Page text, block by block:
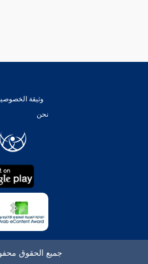
وثيقة
نحن
جميع الحقوق محفوظة © 2026 - 1998